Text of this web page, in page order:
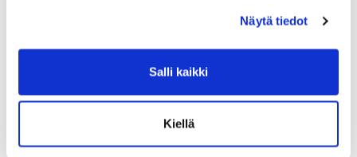
Näytä tiedot
Salli kaikki
Kiellä
5+3+1min kaikki ergit
50x tempaus käsipainolla